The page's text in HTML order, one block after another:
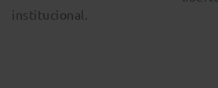
institucional.